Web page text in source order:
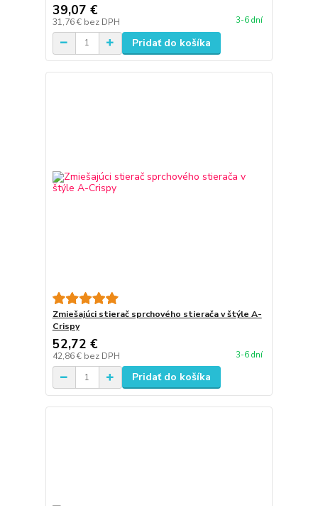
39,07 €
31,76 € bez DPH 3-6 dní
Pridať do košíka
Zmiešajúci stierač sprchového stierača v štýle A-
Crispy
52,72 €
42,86 € bez DPH 3-6 dní
Pridať do košíka